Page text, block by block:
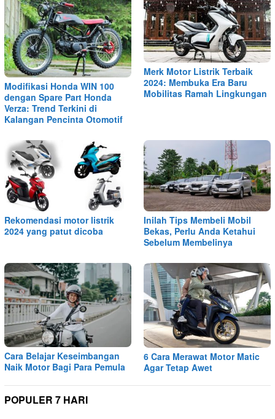
Modifikasi Honda WIN 100
dengan Spare Part Honda
Verza: Trend Terkini di
Kalangan Pencinta Otomotif
Merk Motor Listrik Terbaik
2024: Membuka Era Baru
Mobilitas Ramah Lingkungan
Rekomendasi motor listrik
2024 yang patut dicoba
Inilah Tips Membeli Mobil
Bekas, Perlu Anda Ketahui
Sebelum Membelinya
Cara Belajar Keseimbangan
Naik Motor Bagi Para Pemula
6 Cara Merawat Motor Matic
Agar Tetap Awet
POPULER 7 HARI